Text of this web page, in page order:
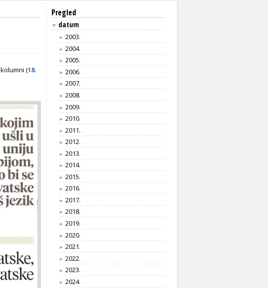
kolumni (18.
Pregled
▼ datum
► 2003.
► 2004.
► 2005.
► 2006.
► 2007.
► 2008.
► 2009.
► 2010.
► 2011.
► 2012.
► 2013.
► 2014.
► 2015.
► 2016.
► 2017.
► 2018.
► 2019.
► 2020.
► 2021.
► 2022.
► 2023.
► 2024.